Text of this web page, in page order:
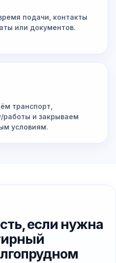
подачи, контакты
или документов.
транспорт,
работы и закрываем
условиям.
если нужна